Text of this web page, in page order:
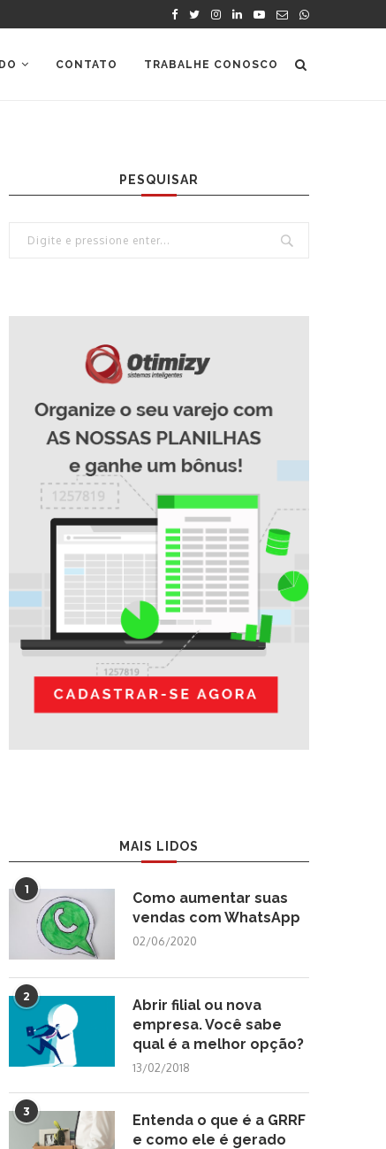
CONTATO TRABALHE CONOSCO
PESQUISAR
MAIS LIDOS
1
Como aumentar suas
vendas com WhatsApp
02/06/2020
2
Abrir filial ou nova
empresa. Você sabe
qual é a melhor opção?
13/02/2018
3
Entenda o que é a GRRF
e como ele é gerado